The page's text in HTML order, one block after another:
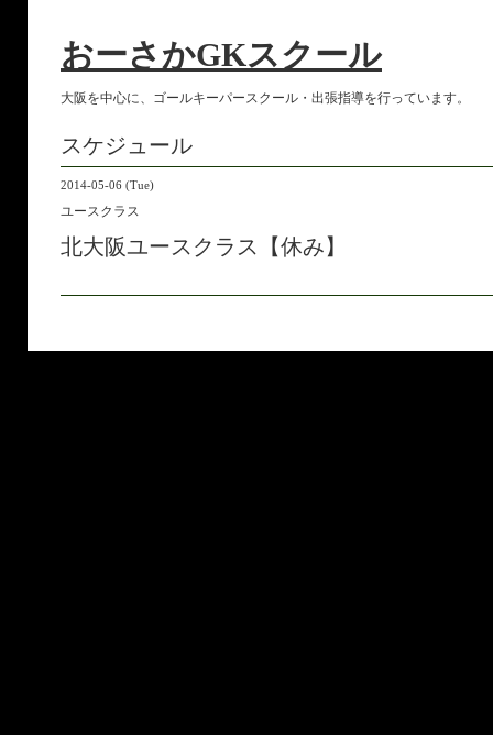
おーさかGKスクール
大阪を中心に、ゴールキーパースクール・出張指導を行っています。
スケジュール
2014-05-06 (Tue)
ユースクラス
北大阪ユースクラス【休み】